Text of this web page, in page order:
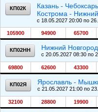
КП02К
Казань -
Кострома -
c 18.05.2027 20:00 по
105900 94900 65700
КП02НН Нижний
c 20.05.2027 08:30 по
69800 62600 43300
КП02Я Ярославль -
c 21.05.2027 21:00 по
32100 28800 19900